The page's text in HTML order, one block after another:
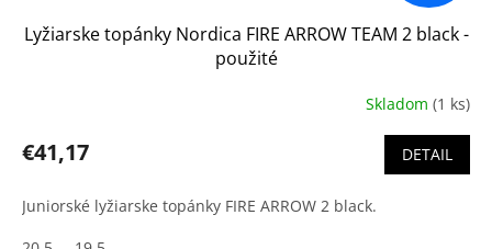
Lyžiarske topánky Nordica FIRE ARROW TEAM 2 black -
použité
Skladom (1 ks)
€41,17 DETAIL
Juniorské lyžiarske topánky FIRE ARROW 2 black.